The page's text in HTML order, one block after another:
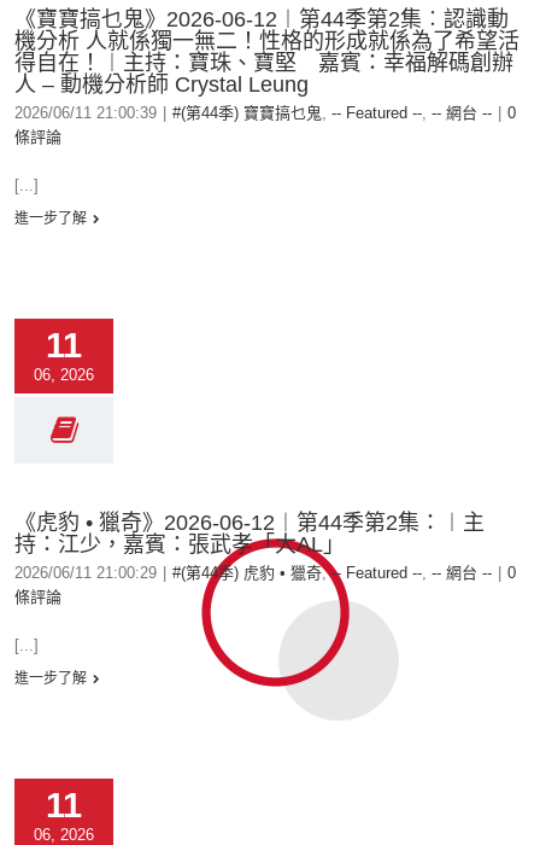
《寶寶搞乜鬼》2026-06-12︱第44季第2集︰認識動
機分析 人就係獨一無二！性格的形成就係為了希望活
得自在！︱主持：寶珠、寶堅 嘉賓：幸福解碼創辦
人 – 動機分析師 Crystal Leung
2026/06/11 21:00:39 #(第44季) 寶寶搞乜鬼, -- Featured --, -- 網台 --
0
條評論
[...]
進一步了解
11
06, 2026
《虎豹 • 獵奇》2026-06-12︱第44季第2集：︱主
持：江少，嘉賓：張武孝「大AL」
2026/06/11 21:00:29 #(第44季) 虎豹 • 獵奇,-- Featured --, -- 網台 --
0
條評論
[...]
進一步了解
11
06, 2026